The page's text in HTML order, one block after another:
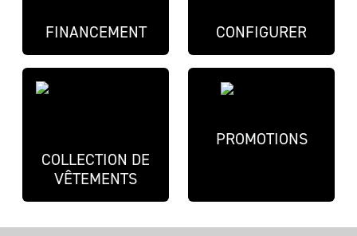
FINANCEMENT CONFIGURER
COLLECTION DE
VÊTEMENTS
PROMOTIONS